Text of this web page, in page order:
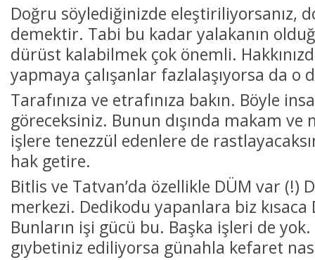
Doğru söylediğinizde eleştiriliyorsanız,
demektir. Tabi bu kadar yalakanın
dürüst kalabilmek çok önemli.
yapmaya çalışanlar fazlalaşıyorsa da o
Tarafınıza ve etrafınıza bakın. Böyle
göreceksiniz. Bunun dışında makam
işlere tenezzül edenlere de
hak getire.
Bitlis ve Tatvan’da özellikle DÜM var (!)
merkezi. Dedikodu yapanlara biz
Bunların işi gücü bu. Başka işleri de
gıybetiniz ediliyorsa günahla kefaret